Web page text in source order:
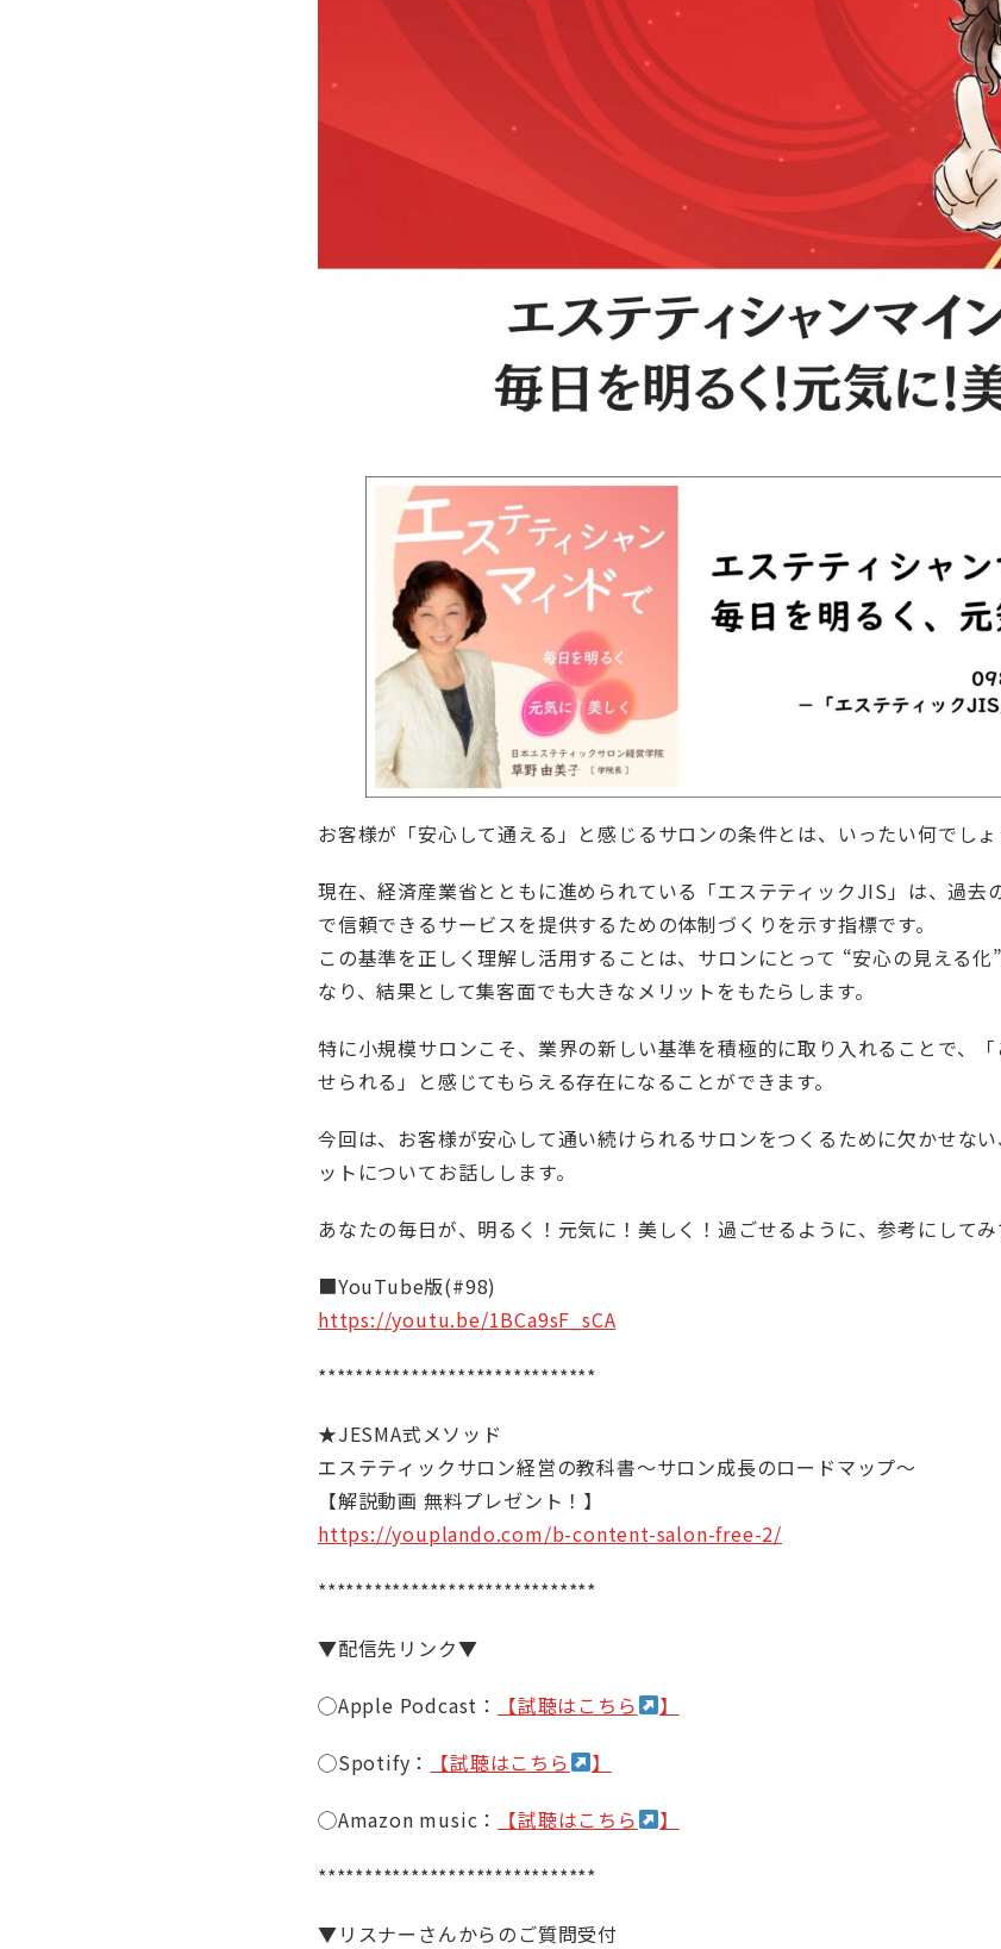
お客様が「安心して通える」と感じるサロンの条件とは、いったい何でしょ
現在、経済産業省とともに進められている「エステティックJIS」は、過去
で信頼できるサービスを提供するための体制づくりを示す指標です。
この基準を正しく理解し活用することは、サロンにとって “安心の見える
なり、結果として集客面でも大きなメリットをもたらします。
特に小規模サロンこそ、業界の新しい基準を積極的に取り入れることで、
せられる」と感じてもらえる存在になることができます。
今回は、お客様が安心して通い続けられるサロンをつくるために欠かせな
ットについてお話しします。
あなたの毎日が、明るく！元気に！美しく！過ごせるように、参考にして
■YouTube版(#98)
https://youtu.be/1BCa9sF_sCA
******************************
★JESMA式メソッド
エステティックサロン経営の教科書～サロン成長のロードマップ～
【解説動画 無料プレゼント！】
https://youplando.com/b-content-salon-free-2/
******************************
▼配信先リンク▼
◯Apple Podcast：
【試聴はこちら
】
◯Spotify：
【試聴はこちら
】
◯Amazon music：
【試聴はこちら
】
******************************
▼リスナーさんからのご質問受付